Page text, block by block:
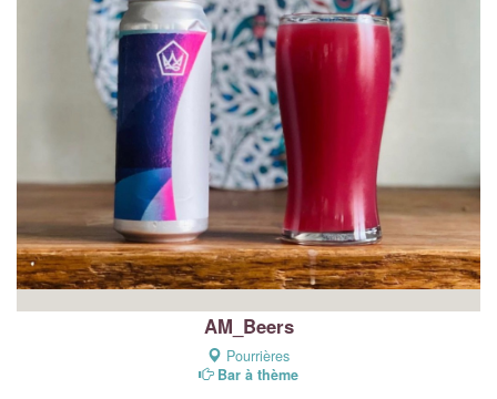
AM_Beers
Pourrières
Bar à thème